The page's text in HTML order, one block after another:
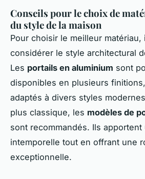
Conseils pour le choix de
du style de la maison
Pour choisir le meilleur matériau,
considérer le style architectural
Les portails en aluminium sont
disponibles en plusieurs
adaptés à divers styles
plus classique, les modèles de
sont recommandés. Ils
intemporelle tout en offrant une
exceptionnelle.